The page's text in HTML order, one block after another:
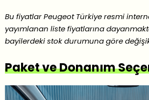
Bu fiyatlar Peugeot Türkiye resmi
yayımlanan liste fiyatlarına
bayilerdeki stok durumuna göre
Paket ve Donanım